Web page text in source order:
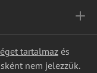
tartalmazés
nem jelezzük.